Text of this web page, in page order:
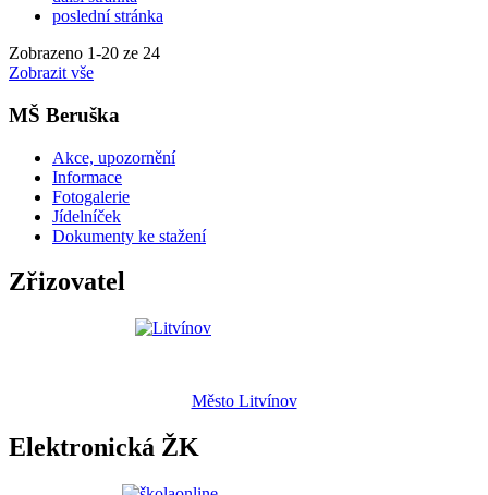
poslední stránka
Zobrazeno 1-20 ze 24
Zobrazit vše
MŠ Beruška
Akce, upozornění
Informace
Fotogalerie
Jídelníček
Dokumenty ke stažení
Zřizovatel
Město Litvínov
Elektronická ŽK